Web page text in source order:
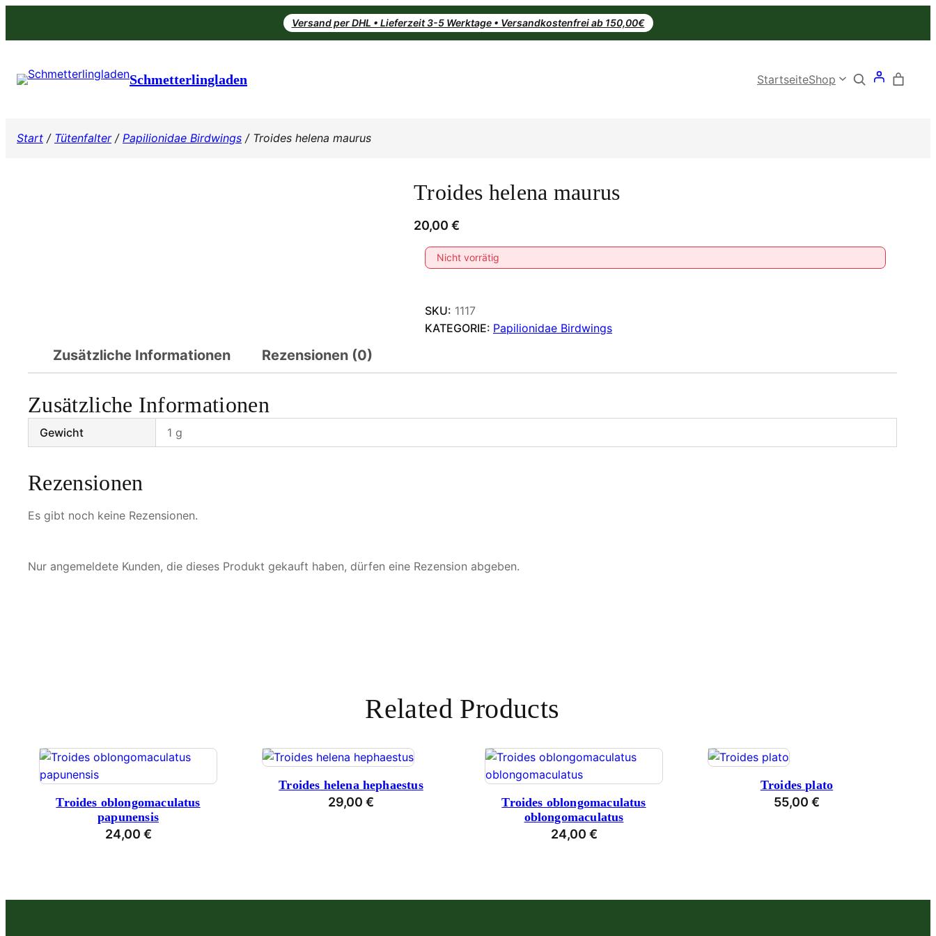
Versand per DHL • Lieferzeit 3-5 Werktage • Versandkostenfrei ab 150,00€
Schmetterlingladen StartseiteShop Search
Start / Tütenfalter/ Papilionidae Birdwings / Troides helena maurus
Troides helena maurus
20,00 €
Nicht vorrätig
SKU: 1117
KATEGORIE: Papilionidae Birdwings
Zusätzliche Informationen Rezensionen (0)
Zusätzliche Informationen
Gewicht 1 g
Rezensionen
Es gibt noch keine Rezensionen.
Nur angemeldete Kunden, die dieses Produkt gekauft haben, dürfen eine Rezension abgeben.
Related Products
Troides oblongomaculatus
papunensis
24,00 €
Troides helena hephaestus
29,00 €
Troides oblongomaculatus
oblongomaculatus
24,00 €
Troides plato
55,00 €